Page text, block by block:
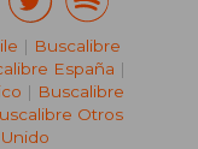
| Buscalibre
España |
| Buscalibre
Otros